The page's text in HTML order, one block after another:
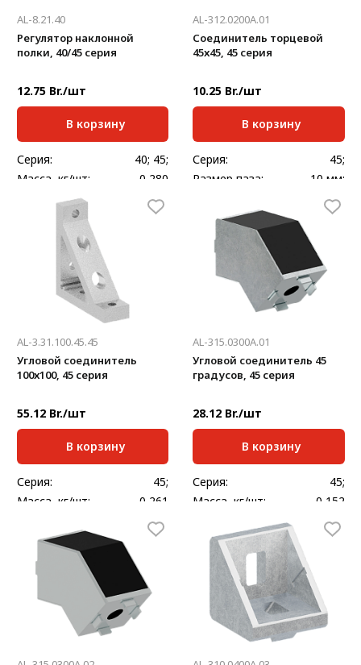
Метрический крепеж
Конструкции из профиля
Услуги дополнительной обработки профиля
AL-8.21.40
Регулятор наклонной
полки, 40/45 серия
12.75 Br./шт
В корзину
Серия:
40; 45;
Масса, кг/шт:
0,280
Толщина, мм:
3
AL-312.0200A.01
Соединитель торцевой
45х45, 45 серия
10.25 Br./шт
В корзину
Серия:
45;
Размер паза:
10 мм;
0,053
AL-3.31.100.45.45
Угловой соединитель
100х100, 45 серия
55.12 Br./шт
В корзину
Серия:
45;
Масса, кг/шт:
0,261
AL-315.0300A.01
Угловой соединитель 45
градусов, 45 серия
28.12 Br./шт
В корзину
Серия:
45;
Масса, кг/шт:
0,152